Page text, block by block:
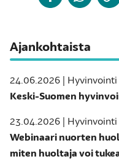
Ajankohtaista
24.06.2026 | Hyvinvointi
Keski-Suomen
23.04.2026 |
Webinaari nuorten
miten huoltaja voi